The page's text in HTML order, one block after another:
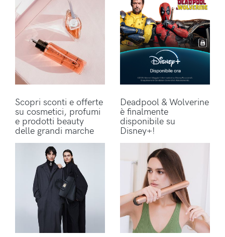
Scopri sconti e offerte
su cosmetici, profumi
e prodotti beauty
delle grandi marche
Deadpool & Wolverine
è finalmente
disponibile su
Disney+!